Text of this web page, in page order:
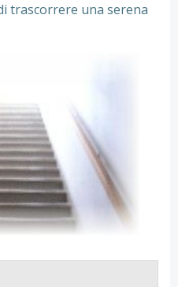
trascorrere una serena